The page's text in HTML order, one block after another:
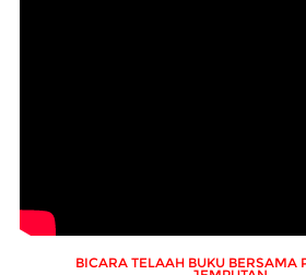
BICARA TELAAH BUKU BERSAMA